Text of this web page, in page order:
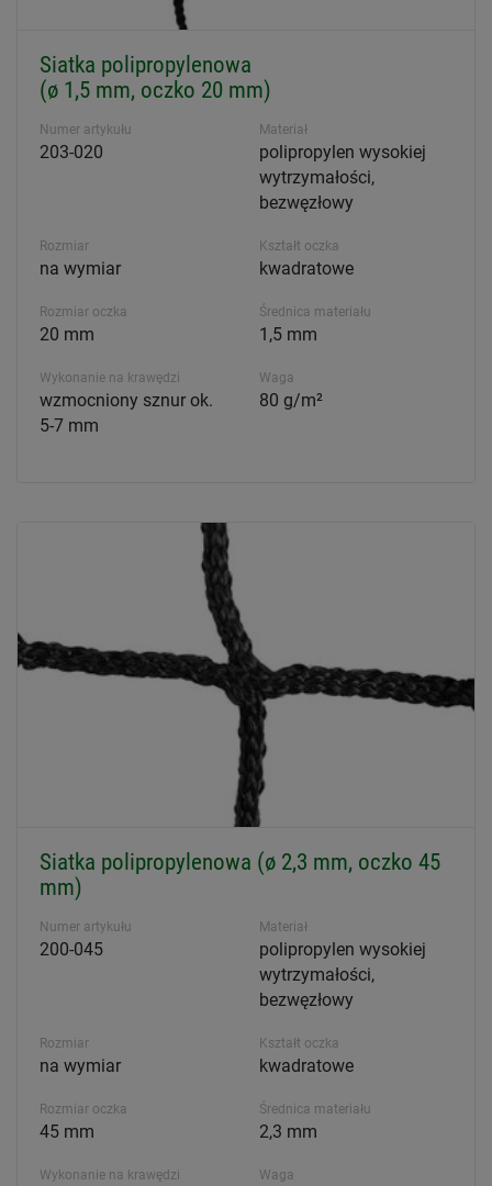
Siatka polipropylenowa
(ø 1,5 mm, oczko 20 mm)
Numer artykułu
203-020
Materiał
polipropylen wysokiej
wytrzymałości,
bezwęzłowy
Rozmiar
na wymiar
Kształt oczka
kwadratowe
Rozmiar oczka
20 mm
Średnica materiału
1,5 mm
Wykonanie na krawędzi
wzmocniony sznur ok.
5-7 mm
Waga
80 g/m²
Siatka polipropylenowa (ø 2,3 mm, oczko 45
mm)
Numer artykułu
200-045
Materiał
polipropylen wysokiej
wytrzymałości,
bezwęzłowy
Rozmiar
na wymiar
Kształt oczka
kwadratowe
Rozmiar oczka
45 mm
Średnica materiału
2,3 mm
Wykonanie na krawędzi Waga